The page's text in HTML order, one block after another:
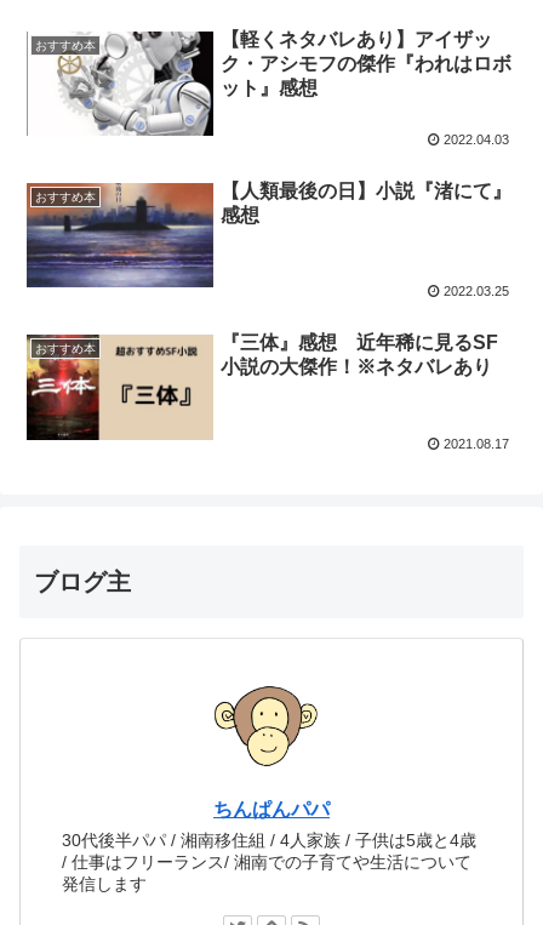
おすすめ本
【軽くネタバレあり】アイザッ
ク・アシモフの傑作『われはロボ
ット』感想
2022.04.03
おすすめ本
【人類最後の日】小説『渚にて』
感想
2022.03.25
おすすめ本
『三体』感想 近年稀に見るSF
小説の大傑作！※ネタバレあり
2021.08.17
ブログ主
ちんぱんパパ
30代後半パパ / 湘南移住組 / 4人家族 / 子供は5歳と4歳
/ 仕事はフリーランス/ 湘南での子育てや生活について
発信します